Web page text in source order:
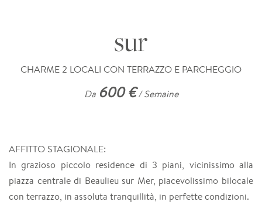
sur
CHARME 2 LOCALI CON TERRAZZO E PARCHEGGIO
Da 600 €/ Semaine
AFFITTO STAGIONALE:
In grazioso piccolo residence di 3 piani, vicinissimo alla
piazza centrale di Beaulieu sur Mer, piacevolissimo bilocale
con terrazzo, in assoluta tranquillità, in perfette condizioni.